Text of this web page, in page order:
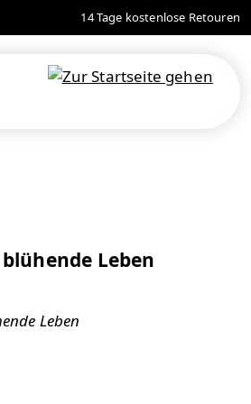
14 Tage kostenlose Retouren
Leben
Leben